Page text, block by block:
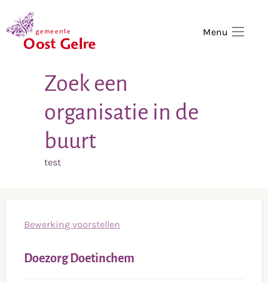
Menu
Zoek een
organisatie in de
buurt
test
Bewerking voorstellen
Doezorg Doetinchem